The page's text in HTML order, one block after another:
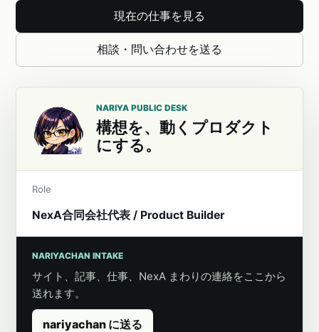
現在の仕事を見る
相談・問い合わせを送る
NARIYA PUBLIC DESK
構想を、動くプロダクト
にする。
Role
NexA合同会社代表 / Product Builder
NARIYACHAN INTAKE
サイト、記事、仕事、NexA まわりの連絡をここから
送れます。
nariyachan に送る